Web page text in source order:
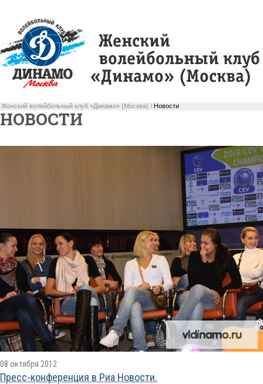
Женский волейбольный клуб «Динамо» (Москва) / Новости
НОВОСТИ
08 октября 2012
Пресс-конференция в Риа Новости.